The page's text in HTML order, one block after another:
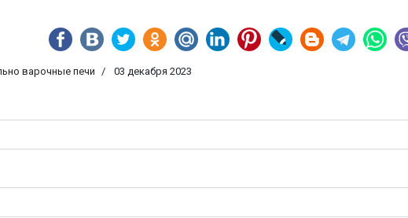
варочные печи 03 декабря 2023